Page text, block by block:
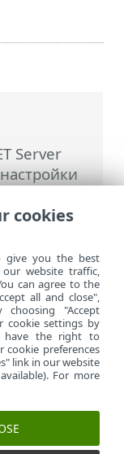
Server
cookies
give you the best
our website traffic,
can agree to the
all and close",
choosing "Accept
cookie settings by
have the right to
preferences
link in our website
For more